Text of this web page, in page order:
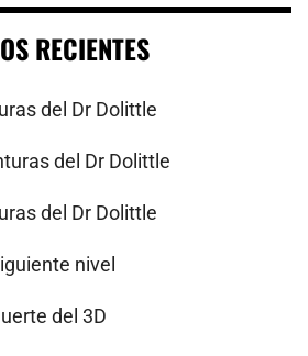
RECIENTES
del Dr Dolittle
del Dr Dolittle
del Dr Dolittle
nivel
del 3D